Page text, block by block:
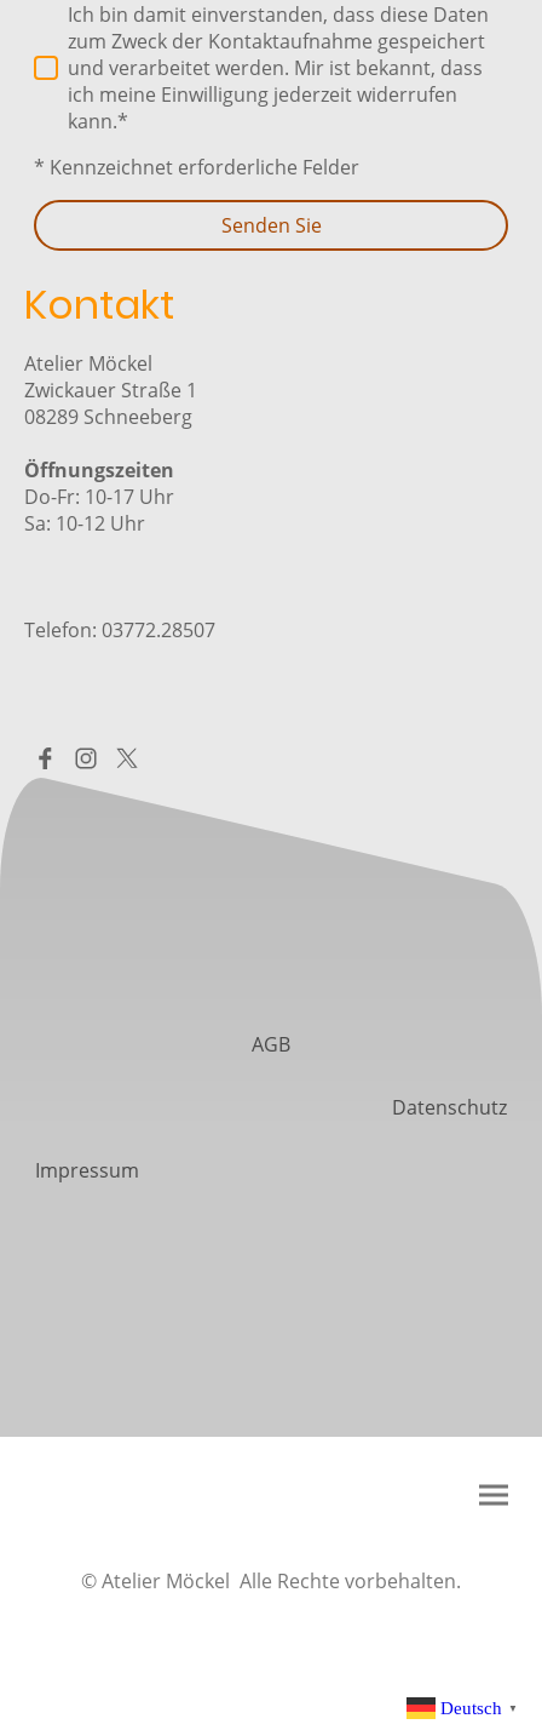
Ich bin damit einverstanden, dass diese Daten
zum Zweck der Kontaktaufnahme gespeichert
und verarbeitet werden. Mir ist bekannt, dass
ich meine Einwilligung jederzeit widerrufen
kann.*
* Kennzeichnet erforderliche Felder
Senden Sie
Kontakt
Atelier Möckel
Zwickauer Straße 1
08289 Schneeberg
Öffnungszeiten
Do-Fr: 10-17 Uhr
Sa: 10-12 Uhr
Telefon: 03772.28507
AGB
Datenschutz
Impressum
© Atelier Möckel Alle Rechte vorbehalten.
Deutsch ▼